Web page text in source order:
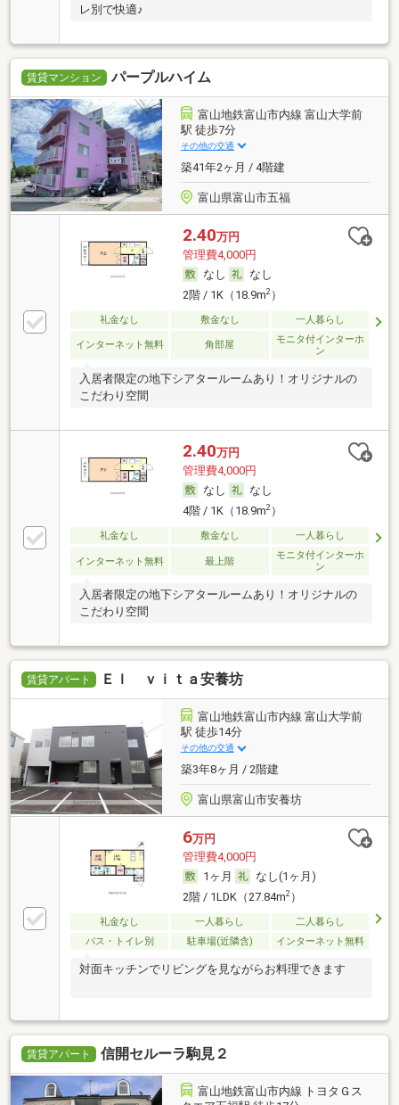
レ別で快適♪
賃貸マンション パープルハイム
富山地鉄富山市内線 富山大学前
駅 徒歩7分
その他の交通
築41年2ヶ月 / 4階建
富山県富山市五福
2.40万円
管理費4,000円
なし
なし
2階 / 1K（18.9m2）
礼金なし 敷金なし 一人暮らし
インターネット無料 角部屋
モニタ付インターホ
ン
入居者限定の地下シアタールームあり！オリジナルの
こだわり空間
2.40万円
管理費4,000円
なし
なし
4階 / 1K（18.9m2）
礼金なし 敷金なし 一人暮らし
インターネット無料 最上階
モニタ付インターホ
ン
入居者限定の地下シアタールームあり！オリジナルの
こだわり空間
賃貸アパート Ｅｌ ｖｉｔａ安養坊
富山地鉄富山市内線 富山大学前
駅 徒歩14分
その他の交通
築3年8ヶ月 / 2階建
富山県富山市安養坊
6万円
管理費4,000円
1ヶ月
なし(1ヶ月)
2階 / 1LDK（27.84m2）
礼金なし 一人暮らし
二人暮らし
バス・トイレ別
駐車場(近隣含) インターネット無料
対面キッチンでリビングを見ながらお料理できます
賃貸アパート 信開セルーラ駒見２
富山地鉄富山市内線 トヨタＧス